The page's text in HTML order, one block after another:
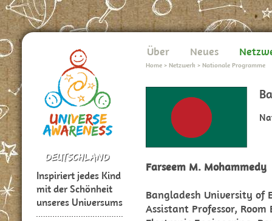
Inspiriert jedes Kind
mit der Schönheit
unseres Universums
Über Neues
Home > Netzwerk > Nationale Programme
Farseem M. Mohammedy
Bangladesh University of
Assistant Professor,